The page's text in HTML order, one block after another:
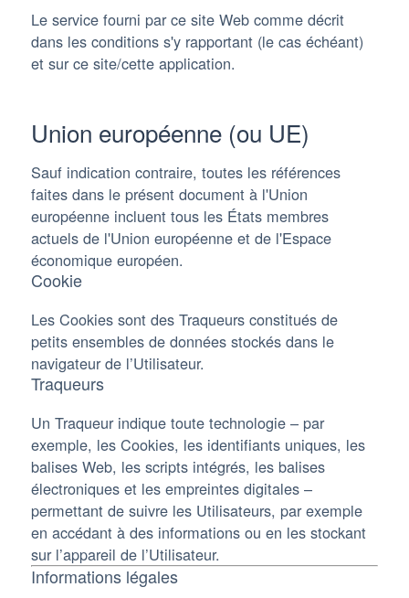
Le service fourni par ce site Web comme décrit
dans les conditions s'y rapportant (le cas échéant)
et sur ce site/cette application.
Union européenne (ou UE)
Sauf indication contraire, toutes les références
faites dans le présent document à l'Union
européenne incluent tous les États membres
actuels de l'Union européenne et de l'Espace
économique européen.
Cookie
Les Cookies sont des Traqueurs constitués de
petits ensembles de données stockés dans le
navigateur de l’Utilisateur.
Traqueurs
Un Traqueur indique toute technologie – par
exemple, les Cookies, les identifiants uniques, les
balises Web, les scripts intégrés, les balises
électroniques et les empreintes digitales –
permettant de suivre les Utilisateurs, par exemple
en accédant à des informations ou en les stockant
sur l’appareil de l’Utilisateur.
Informations légales